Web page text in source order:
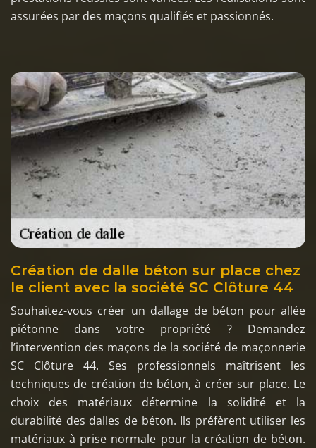
assurées par des maçons qualifiés et passionnés.
Création de dalle béton sur place chez
le client avec la société SC Clôture 44
Souhaitez-vous créer un dallage de béton pour allée
piétonne dans votre propriété ? Demandez
l’intervention des maçons de la société de maçonnerie
SC Clôture 44. Ses professionnels maîtrisent les
techniques de création de béton, à créer sur place. Le
choix des matériaux détermine la solidité et la
durabilité des dalles de béton. Ils préfèrent utiliser les
matériaux à prise normale pour la création de béton.